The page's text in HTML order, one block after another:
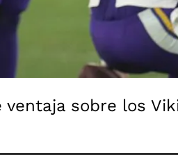
sobre los